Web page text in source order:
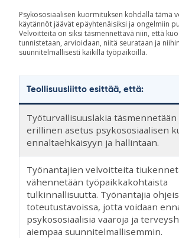
Psykososiaalisen kuormituksen kohdalla tämä
käytännöt jäävät epäyhtenäisiksi ja ongelmiin
Velvoitteita on siksi täsmennettävä niin, että
tunnistetaan, arvioidaan, niitä seurataan ja
suunnitelmallisesti kaikilla työpaikoilla.
Teollisuusliitto esittää, että:
Työturvallisuuslakia täsmennetään
erillinen asetus psykososiaalisen
ennaltaehkäisyyn ja hallintaan.
Työnantajien velvoitteita
vähennetään työpaikkakohtaista
tulkinnallisuutta. Työnantajia
toteutustavoissa, jotta voidaan
psykososiaalisia vaaroja ja
aiempaa suunnitelmallisemmin.